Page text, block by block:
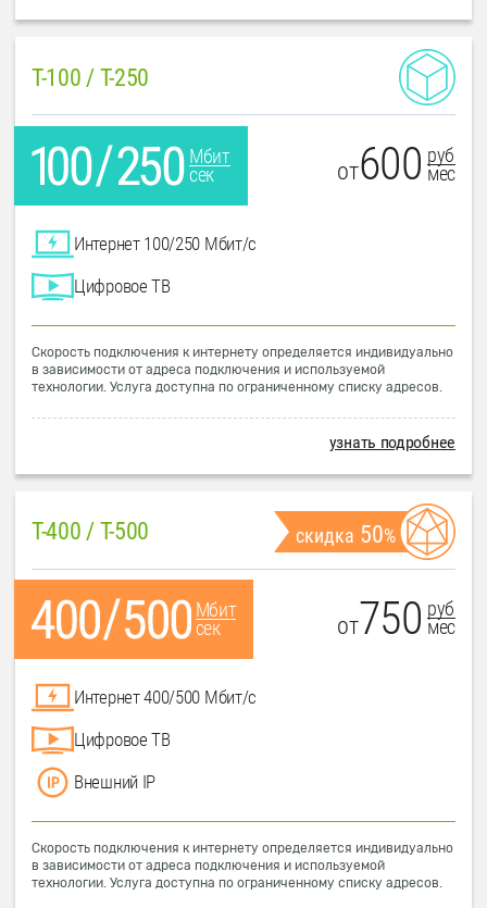
T-100 / T-250
Мбит
сек
от600 руб
мес
Интернет 100/250 Мбит/с
Цифровое ТВ
Скорость подключения к интернету определяется индивидуально
в зависимости от адреса подключения и используемой
технологии. Услуга доступна по ограниченному списку адресов.
узнать подробнее
T-400 / T-500 скидка 50%
Мбит
сек
от750 руб
мес
Интернет 400/500 Мбит/с
Цифровое ТВ
Внешний IP
Скорость подключения к интернету определяется индивидуально
в зависимости от адреса подключения и используемой
технологии. Услуга доступна по ограниченному списку адресов.